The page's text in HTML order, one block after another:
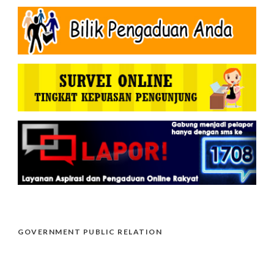
GOVERNMENT PUBLIC RELATION